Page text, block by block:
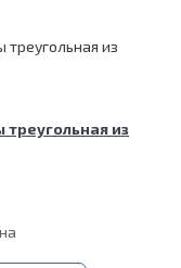
треугольная из